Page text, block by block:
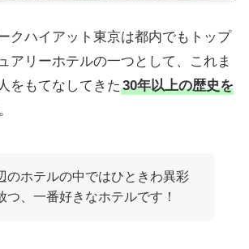
クハイアット東京は都内でもトップ
アリーホテルの一つとして、これま
をもてなしてきた 30年以上の歴史を
のホテルの中ではひときわ異彩
つ、一番好きなホテルです！